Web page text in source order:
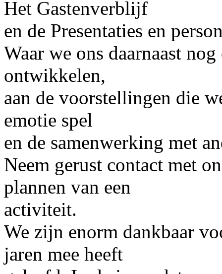
Het Gastenverblijf
en de Presentaties en
Waar we ons daarnaast
ontwikkelen,
aan de voorstellingen die
emotie spel
en de samenwerking met
Neem gerust contact met
plannen van een
activiteit.
We zijn enorm dankbaar
jaren mee heeft